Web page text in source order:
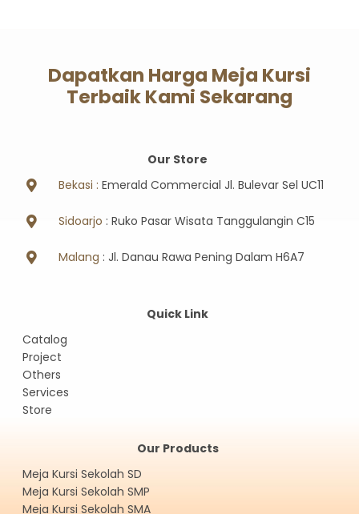
Dapatkan Harga Meja Kursi
Terbaik Kami Sekarang
Our Store
Bekasi : Emerald Commercial Jl. Bulevar Sel UC11
Sidoarjo : Ruko Pasar Wisata Tanggulangin C15
Malang : Jl. Danau Rawa Pening Dalam H6A7
Quick Link
Catalog
Project
Others
Services
Store
Our Products
Meja Kursi Sekolah SD
Meja Kursi Sekolah SMP
Meja Kursi Sekolah SMA